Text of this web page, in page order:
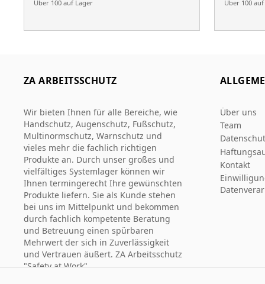
Über 100 auf Lager Über 100
ZA ARBEITSSCHUTZ
Wir bieten Ihnen für alle Bereiche, wie
Handschutz, Augenschutz, Fußschutz,
Multinormschutz, Warnschutz und
vieles mehr die fachlich richtigen
Produkte an. Durch unser großes und
vielfältiges Systemlager können wir
Ihnen termingerecht Ihre gewünschten
Produkte liefern. Sie als Kunde stehen
bei uns im Mittelpunkt und bekommen
durch fachlich kompetente Beratung
und Betreuung einen spürbaren
Mehrwert der sich in Zuverlässigkeit
und Vertrauen äußert. ZA Arbeitsschutz
"Safety at Work".
Über uns
Team
Kontakt